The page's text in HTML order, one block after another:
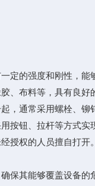
的强度和刚性，能
布料等，具有良好
通常采用螺栓、铆
按钮、拉杆等方式实
授权的人员擅自打开
其能够覆盖设备的